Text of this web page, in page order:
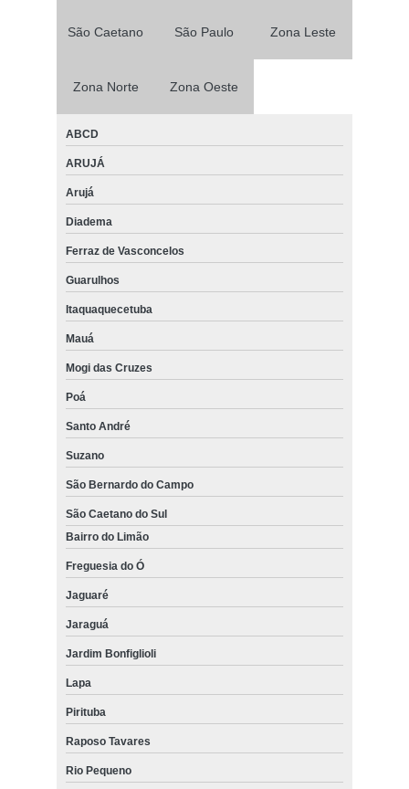
São Caetano São Paulo Zona Leste
Zona Norte Zona Oeste
ABCD
ARUJÁ
Arujá
Diadema
Ferraz de Vasconcelos
Guarulhos
Itaquaquecetuba
Mauá
Mogi das Cruzes
Poá
Santo André
Suzano
São Bernardo do Campo
São Caetano do Sul
Bairro do Limão
Freguesia do Ó
Jaguaré
Jaraguá
Jardim Bonfiglioli
Lapa
Pirituba
Raposo Tavares
Rio Pequeno